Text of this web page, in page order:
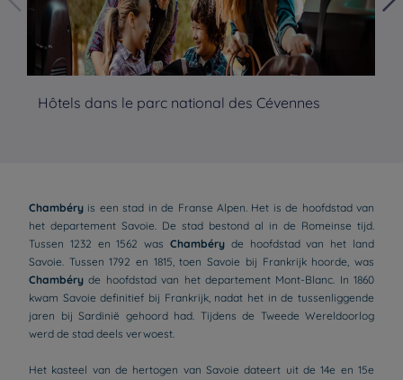
Hôtels dans le parc national des Cévennes
Chambéry is een stad in de Franse Alpen. Het is de hoofdstad van
het departement Savoie. De stad bestond al in de Romeinse tijd.
Tussen 1232 en 1562 was Chambéry de hoofdstad van het land
Savoie. Tussen 1792 en 1815, toen Savoie bij Frankrijk hoorde, was
Chambéry de hoofdstad van het departement Mont-Blanc. In 1860
kwam Savoie definitief bij Frankrijk, nadat het in de tussenliggende
jaren bij Sardinië gehoord had. Tijdens de Tweede Wereldoorlog
werd de stad deels verwoest.
Het kasteel van de hertogen van Savoie dateert uit de 14e en 15e